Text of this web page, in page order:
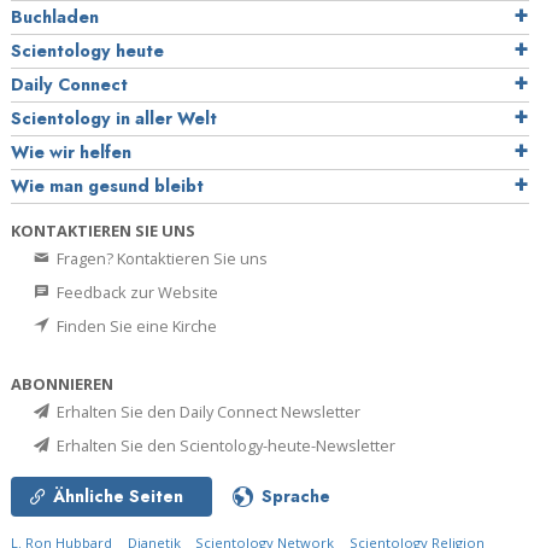
Buchladen
Scientology heute
Daily Connect
Scientology in aller Welt
Wie wir helfen
Wie man gesund bleibt
KONTAKTIEREN SIE UNS
Fragen? Kontaktieren Sie uns
Feedback zur Website
Finden Sie eine Kirche
ABONNIEREN
Erhalten Sie den Daily Connect Newsletter
Erhalten Sie den Scientology-heute-Newsletter
Ähnliche Seiten Sprache
L. Ron Hubbard Dianetik Scientology Network Scientology Religion